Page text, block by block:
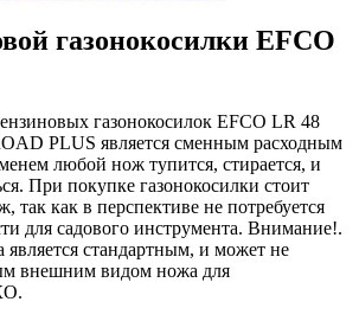
газонокосилки EFCO
газонокосилок EFCO LR 48
PLUS является сменным расходным
любой нож тупится, стирается, и
При покупке газонокосилки стоит
так как в перспективе не потребуется
для садового инструмента. Внимание!.
является стандартным, и может не
внешним видом ножа для